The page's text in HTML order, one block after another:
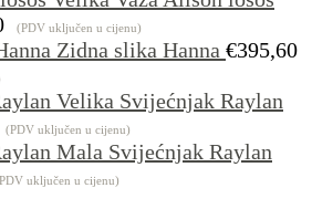
(PDV uključen u cijenu)
Zidna slika Hanna €395,60
Svijećnjak Raylan
(PDV uključen u cijenu)
Svijećnjak Raylan
uključen u cijenu)